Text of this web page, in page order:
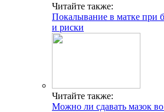
Читайте также:
Покалывание в матке при
и риски
Читайте также:
Можно ли сдавать мазок